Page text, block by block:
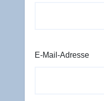
E-Mail-Adresse